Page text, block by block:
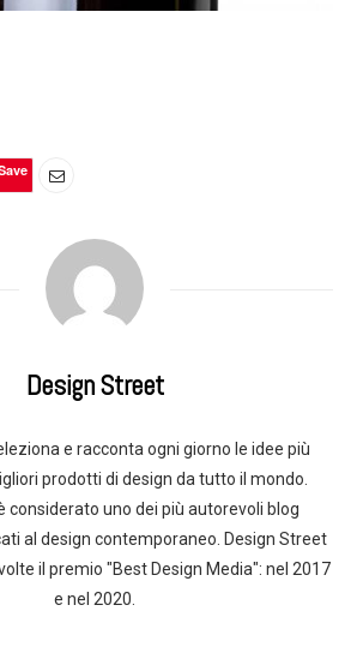
Design Street
e racconta ogni giorno le idee più
prodotti di design da tutto il mondo.
considerato uno dei più autorevoli blog
al design contemporaneo. Design Street
il premio "Best Design Media": nel 2017
e nel 2020.